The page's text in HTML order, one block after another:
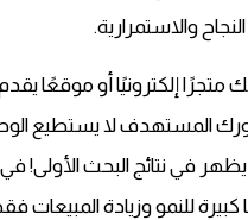
والاستمرارية.
متجرًا إلكترونيًا أو موقعًا
المستهدف لا يستطيع
في نتائج البحث الأولى! في
للنمو وزيادة المبيعات